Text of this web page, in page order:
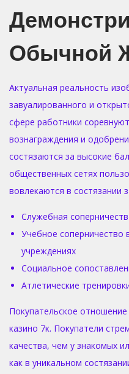
Обычной
Актуальная реальность
завуалированного и
сфере работники
вознаграждения и
состязаются за высокие
общественных сетях
вовлекаются в состязании
Служебная
Учебное соперничество
учреждениях
Социальное
Атлетические
Покупательское
казино 7к. Покупатели
качества, чем у знакомых
как в уникальном